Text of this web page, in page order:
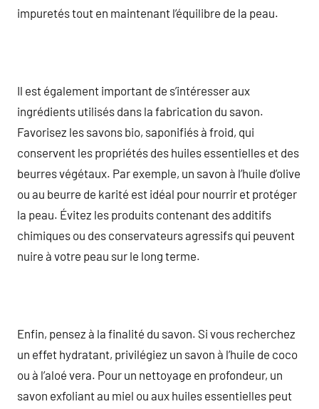
impuretés tout en maintenant l’équilibre de la peau.
Il est également important de s’intéresser aux
ingrédients utilisés dans la fabrication du savon.
Favorisez les savons bio, saponifiés à froid, qui
conservent les propriétés des huiles essentielles et des
beurres végétaux. Par exemple, un savon à l’huile d’olive
ou au beurre de karité est idéal pour nourrir et protéger
la peau. Évitez les produits contenant des additifs
chimiques ou des conservateurs agressifs qui peuvent
nuire à votre peau sur le long terme.
Enfin, pensez à la finalité du savon. Si vous recherchez
un effet hydratant, privilégiez un savon à l’huile de coco
ou à l’aloé vera. Pour un nettoyage en profondeur, un
savon exfoliant au miel ou aux huiles essentielles peut